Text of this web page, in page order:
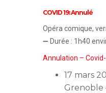
COVID 19: Annulé
Opéra comique,
➖ Durée : 1h40
Annulation –
17 mars
Grenoble